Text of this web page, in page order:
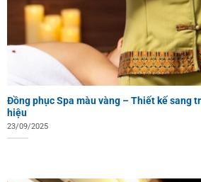
Đồng phục Spa màu vàng – Thiết kế sang
hiệu
23/09/2025